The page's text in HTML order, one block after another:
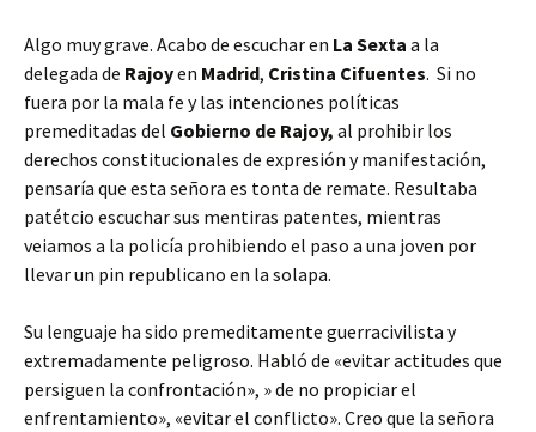
Algo muy grave. Acabo de escuchar en La Sexta a la
delegada de Rajoyen Madrid, Cristina Cifuentes. Si no
fuera por la mala fe y las intenciones políticas
premeditadas del Gobierno de Rajoy, al prohibir los
derechos constitucionales de expresión y manifestación,
pensaría que esta señora es tonta de remate. Resultaba
patétcio escuchar sus mentiras patentes, mientras
veiamos a la policía prohibiendo el paso a una joven por
llevar un pin republicano en la solapa.
Su lenguaje ha sido premeditamente guerracivilista y
extremadamente peligroso. Habló de «evitar actitudes que
persiguen la confrontación», » de no propiciar el
enfrentamiento», «evitar el conflicto». Creo que la señora